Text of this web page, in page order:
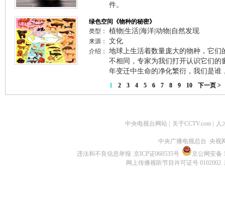
件。
绿色空间《物种的秘密》
类型：
植物|生活|海洋|动物|自然发现
来源： 文化
介绍：
地球上生活着数量庞大的物种，它们
不相同，专家为我们打开认识它们的
年变迁中生命的净化繁衍，我们是谁
1 2 3 4 5 6 7 8 9 10 下一页 >
中央电视台网站 关于CCTV.com 人
中央广播电视总台 央视
违法和不良信息举报 京ICP证060535号
京公网安备
网上传播视听节目许可证号 0102002